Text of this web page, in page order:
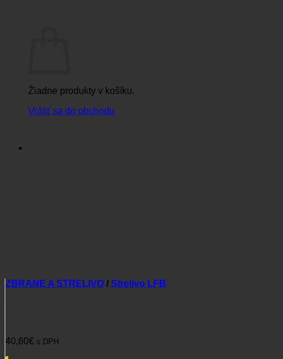
Žiadne produkty v košíku.
Vrátiť sa do obchodu
ZBRANE A STRELIVO / Strelivo LFB
40,60€ s DPH